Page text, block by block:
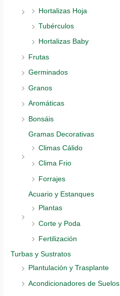
Hortalizas Hoja
Tubérculos
Hortalizas Baby
Frutas
Germinados
Granos
Aromáticas
Bonsáis
Gramas Decorativas
Climas Cálido
Clima Frio
Forrajes
Acuario y Estanques
Plantas
Corte y Poda
Fertilización
Turbas y Sustratos
Plantulación y Trasplante
Acondicionadores de Suelos